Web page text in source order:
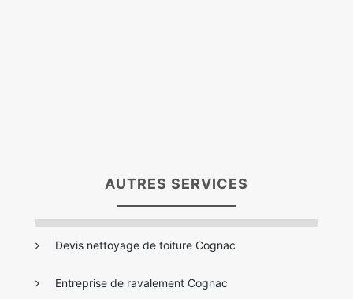
AUTRES SERVICES
Devis nettoyage de toiture Cognac
Entreprise de ravalement Cognac